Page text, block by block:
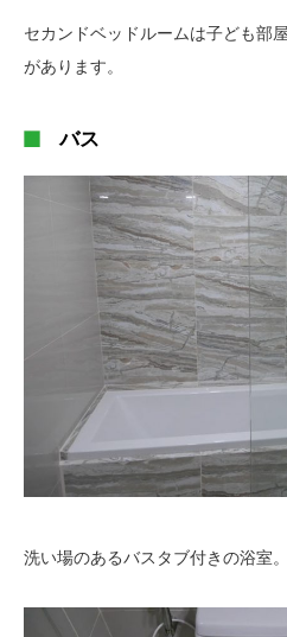
セカンドベッドルームは子ども部
があります。
バス
洗い場のあるバスタブ付きの浴室。